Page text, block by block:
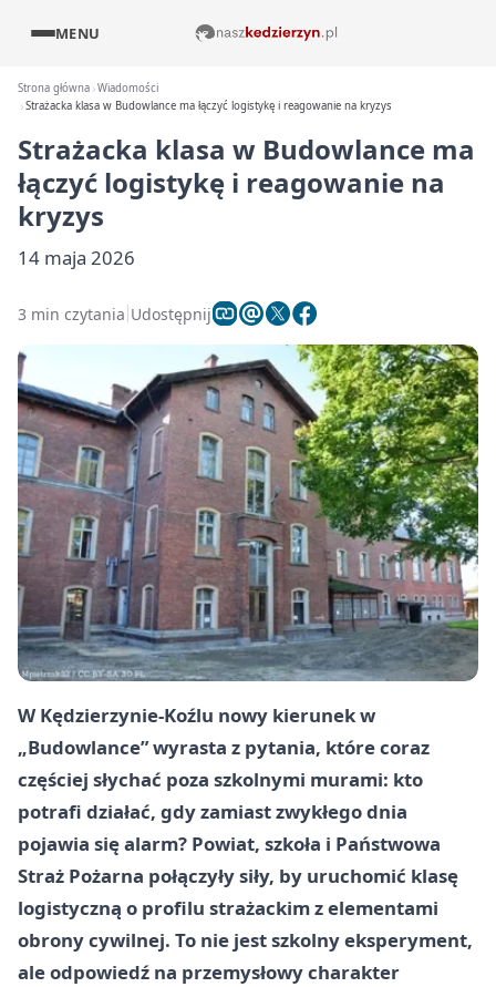
MENU
Strona główna Wiadomości
Strażacka klasa w Budowlance ma łączyć logistykę i reagowanie na kryzys
Strażacka klasa w Budowlance ma
łączyć logistykę i reagowanie na
kryzys
14 maja 2026
3 min czytania Udostępnij
W Kędzierzynie-Koźlu nowy kierunek w
„Budowlance” wyrasta z pytania, które coraz
częściej słychać poza szkolnymi murami: kto
potrafi działać, gdy zamiast zwykłego dnia
pojawia się alarm? Powiat, szkoła i Państwowa
Straż Pożarna połączyły siły, by uruchomić klasę
logistyczną o profilu strażackim z elementami
obrony cywilnej. To nie jest szkolny eksperyment,
ale odpowiedź na przemysłowy charakter